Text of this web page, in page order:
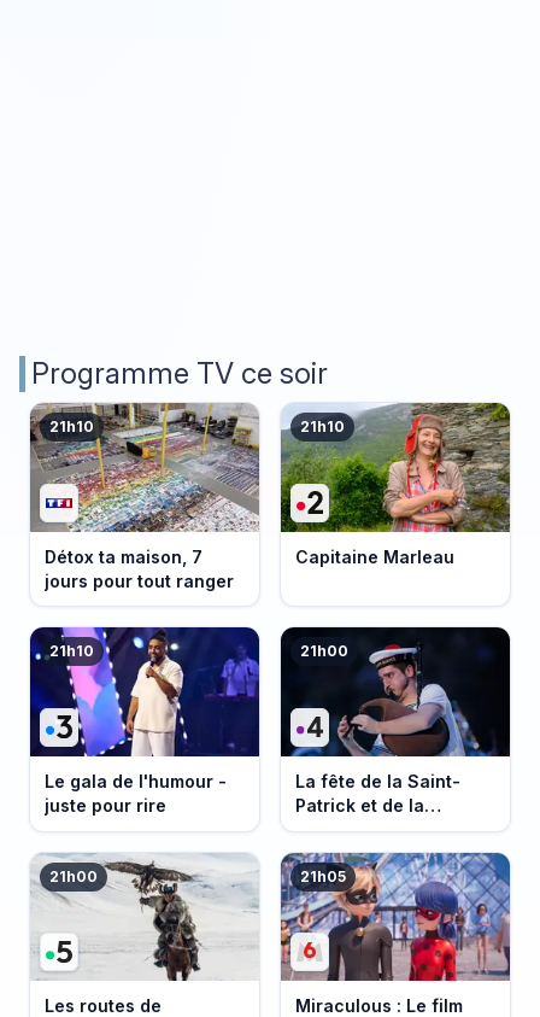
Programme TV ce soir
21h10
Détox ta maison, 7
jours pour tout ranger
21h10
Capitaine Marleau
21h10
Le gala de l'humour -
juste pour rire
21h00
La fête de la Saint-
Patrick et de la
Bretagne
21h00
Les routes de
21h05
Miraculous : Le film